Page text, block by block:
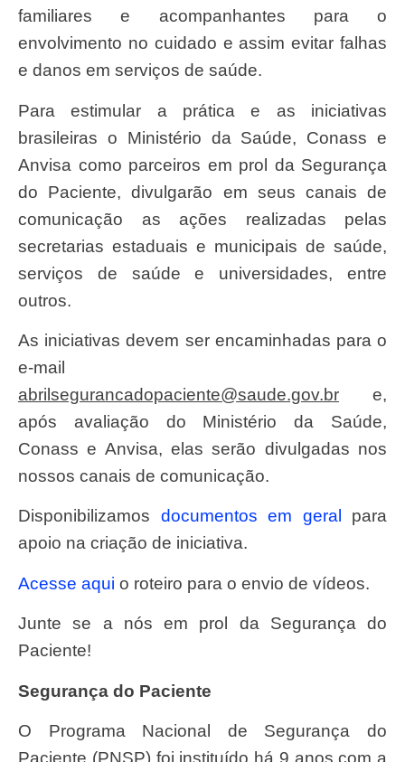
familiares e acompanhantes para o
envolvimento no cuidado e assim evitar falhas
e danos em serviços de saúde.
Para estimular a prática e as iniciativas
brasileiras o Ministério da Saúde, Conass e
Anvisa como parceiros em prol da Segurança
do Paciente, divulgarão em seus canais de
comunicação as ações realizadas pelas
secretarias estaduais e municipais de saúde,
serviços de saúde e universidades, entre
outros.
As iniciativas devem ser encaminhadas para o
e-mail
abrilsegurancadopaciente@saude.gov.br e,
após avaliação do Ministério da Saúde,
Conass e Anvisa, elas serão divulgadas nos
nossos canais de comunicação.
Disponibilizamos documentos em geral
para
apoio na criação de iniciativa.
Acesse aqui o roteiro para o envio de vídeos.
Junte se a nós em prol da Segurança do
Paciente!
Segurança do Paciente
O Programa Nacional de Segurança do
Paciente (PNSP) foi instituído há 9 anos com a